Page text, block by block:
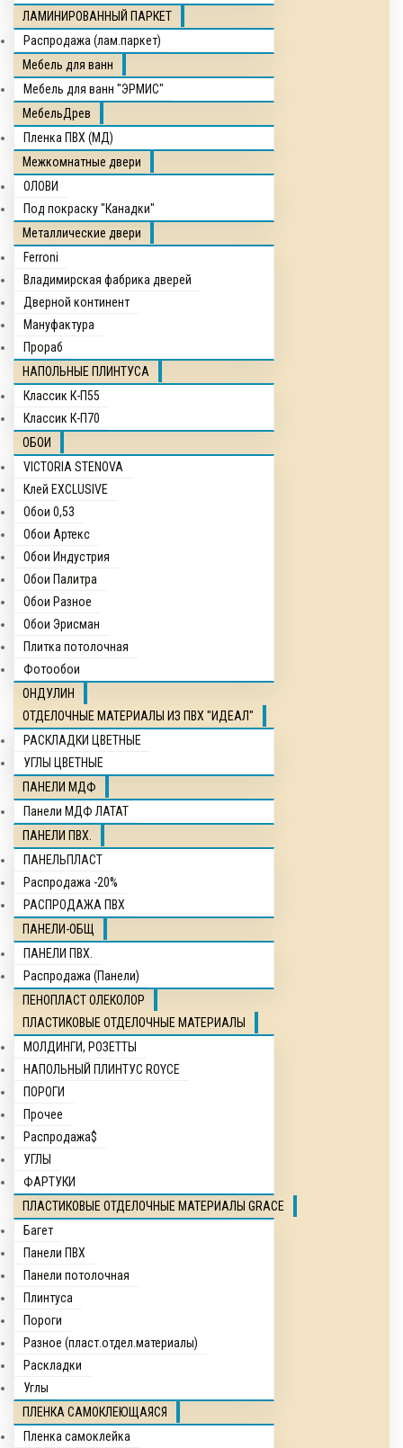
ЛАМИНИРОВАННЫЙ ПАРКЕТ
Распродажа (лам.паркет)
Мебель для ванн
Мебель для ванн "ЭРМИС"
МебельДрев
Пленка ПВХ (МД)
Межкомнатные двери
ОЛОВИ
Под покраску "Канадки"
Металлические двери
Ferroni
Владимирская фабрика дверей
Дверной континент
Мануфактура
Прораб
НАПОЛЬНЫЕ ПЛИНТУСА
Классик К-П55
Классик К-П70
ОБОИ
VICTORIA STENOVA
Клей EXCLUSIVE
Обои 0,53
Обои Артекс
Обои Индустрия
Обои Палитра
Обои Разное
Обои Эрисман
Плитка потолочная
Фотообои
ОНДУЛИН
ОТДЕЛОЧНЫЕ МАТЕРИАЛЫ ИЗ ПВХ "ИДЕАЛ"
РАСКЛАДКИ ЦВЕТНЫЕ
УГЛЫ ЦВЕТНЫЕ
ПАНЕЛИ МДФ
Панели МДФ ЛАТАТ
ПАНЕЛИ ПВХ.
ПАНЕЛЬПЛАСТ
Распродажа -20%
РАСПРОДАЖА ПВХ
ПАНЕЛИ-ОБЩ
ПАНЕЛИ ПВХ.
Распродажа (Панели)
ПЕНОПЛАСТ ОЛЕКОЛОР
ПЛАСТИКОВЫЕ ОТДЕЛОЧНЫЕ МАТЕРИАЛЫ
МОЛДИНГИ, РОЗЕТТЫ
НАПОЛЬНЫЙ ПЛИНТУС ROYCE
ПОРОГИ
Прочее
Распродажа$
УГЛЫ
ФАРТУКИ
ПЛАСТИКОВЫЕ ОТДЕЛОЧНЫЕ МАТЕРИАЛЫ GRACE
Багет
Панели ПВХ
Панели потолочная
Плинтуса
Пороги
Разное (пласт.отдел.материалы)
Раскладки
Углы
ПЛЕНКА САМОКЛЕЮЩАЯСЯ
Пленка самоклейка